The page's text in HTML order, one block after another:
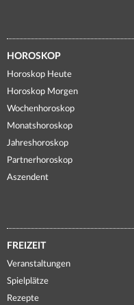
HOROSKOP
Horoskop Heute
Horoskop Morgen
Wochenhoroskop
Monatshoroskop
Jahreshoroskop
Partnerhoroskop
Aszendent
FREIZEIT
Veranstaltungen
Spielplätze
Rezepte